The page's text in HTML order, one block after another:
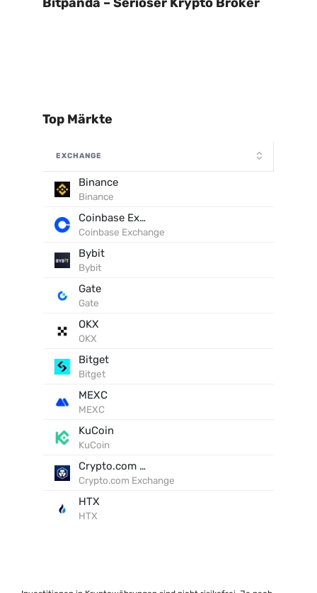
Top Märkte
EXCHANGE
Binance
Binance
Coinbase Exchange
Coinbase Exchange
Bybit
Bybit
Gate
Gate
OKX
OKX
Bitget
Bitget
MEXC
MEXC
KuCoin
KuCoin
Crypto.com Exchange
Crypto.com Exchange
HTX
HTX